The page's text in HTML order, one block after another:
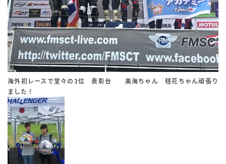
海外初レースで堂々の3位 表彰台 美海ちゃん 毬花ちゃん頑張り
ました！